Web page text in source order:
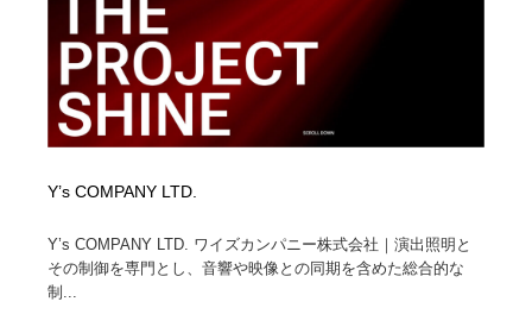
Y’s COMPANY LTD.
Y’s COMPANY LTD. ワイズカンパニー株式会社｜演出照明と
その制御を専門とし、音響や映像との同期を含めた総合的な
制...